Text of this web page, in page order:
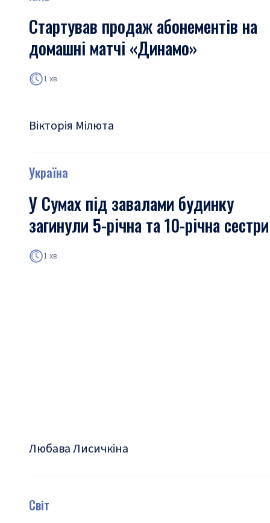
Стартував продаж абонементів на
домашні матчі «Динамо»
1 хв
Вікторія Мілюта
Україна
У Сумах під завалами будинку
загинули 5-річна та 10-річна сестри
1 хв
Любава Лисичкіна
Світ